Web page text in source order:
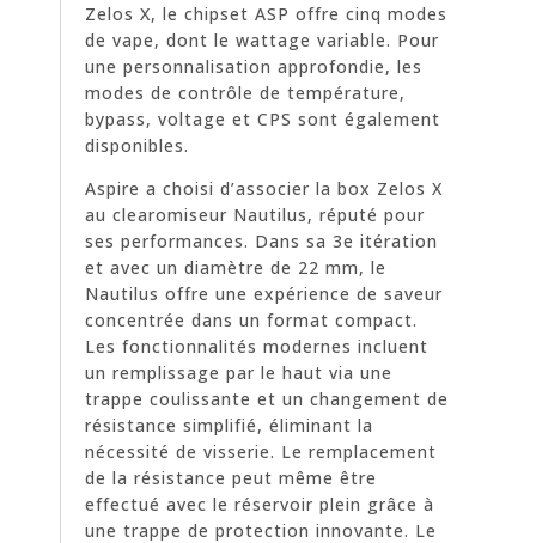
Zelos X, le chipset ASP offre cinq modes
de vape, dont le wattage variable. Pour
une personnalisation approfondie, les
modes de contrôle de température,
bypass, voltage et CPS sont également
disponibles.
Aspire a choisi d’associer la box Zelos X
au clearomiseur Nautilus, réputé pour
ses performances. Dans sa 3e itération
et avec un diamètre de 22 mm, le
Nautilus offre une expérience de saveur
concentrée dans un format compact.
Les fonctionnalités modernes incluent
un remplissage par le haut via une
trappe coulissante et un changement de
résistance simplifié, éliminant la
nécessité de visserie. Le remplacement
de la résistance peut même être
effectué avec le réservoir plein grâce à
une trappe de protection innovante. Le